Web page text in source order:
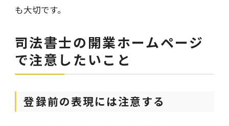
も大切です。
司法書士の開業ホームページ
で注意したいこと
登録前の表現には注意する